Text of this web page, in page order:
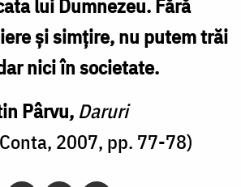
lui Dumnezeu. Fără
și simțire, nu putem trăi
nici în societate.
Pârvu, Daruri
Conta, 2007, pp. 77-78)